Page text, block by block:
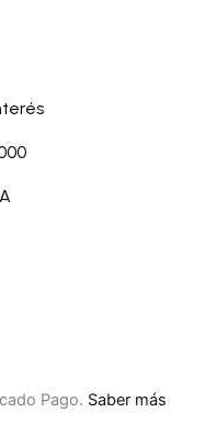
Pago. Saber más